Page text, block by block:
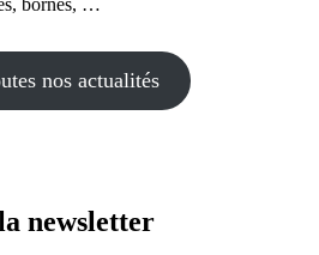
bornes, …
nos actualités
newsletter